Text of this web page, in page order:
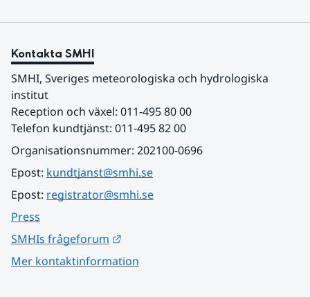
Kontakta SMHI
SMHI, Sveriges meteorologiska och hydrologiska
institut
Reception och växel: 011-495 80 00
Telefon kundtjänst: 011-495 82 00
Organisationsnummer: 202100-0696
Epost: kundtjanst@smhi.se
Epost: registrator@smhi.se
Press
SMHIs frågeforum
Mer kontaktinformation